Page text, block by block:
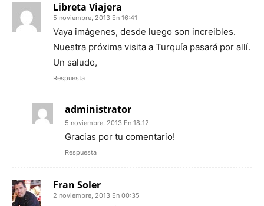
Libreta Viajera
5 noviembre, 2013 En 16:41
Vaya imágenes, desde luego son increibles.
Nuestra próxima visita a Turquía pasará por allí.
Un saludo,
Respuesta
administrator
5 noviembre, 2013 En 18:12
Gracias por tu comentario!
Respuesta
Fran Soler
2 noviembre, 2013 En 00:35